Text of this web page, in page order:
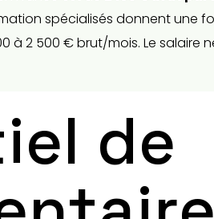
spécialisés donnent une
à 2 500 € brut/mois. Le salaire
de